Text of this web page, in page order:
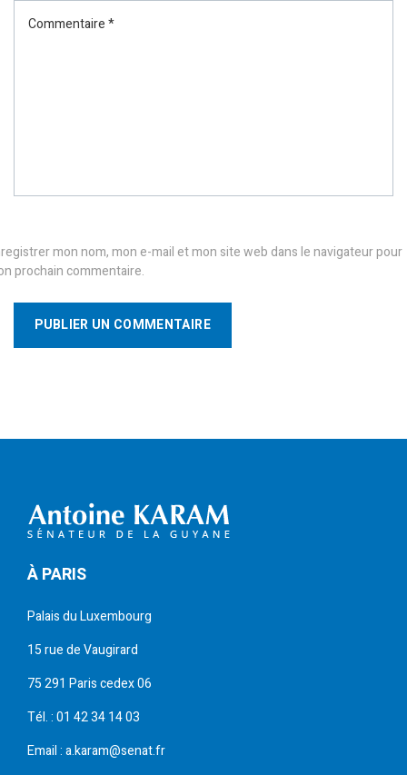
mon nom, mon e-mail et mon site web dans le navigateur pour
prochain commentaire.
PUBLIER UN COMMENTAIRE
À PARIS
Palais du Luxembourg
15 rue de Vaugirard
75 291 Paris cedex 06
Tél. : 01 42 34 14 03
Email : a.karam@senat.fr